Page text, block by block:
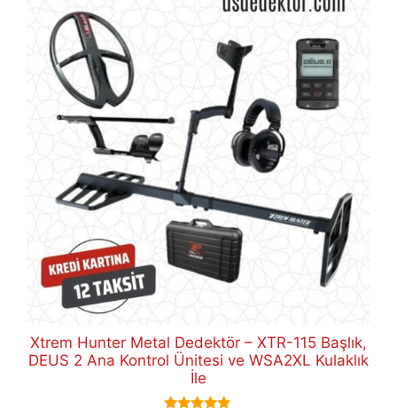
Xtrem Hunter Metal Dedektör – XTR-115 Başlık,
DEUS 2 Ana Kontrol Ünitesi ve WSA2XL Kulaklık
İle